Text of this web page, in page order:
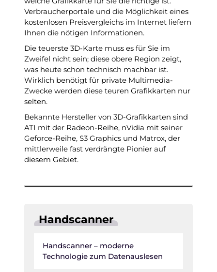
Verbraucherportale und die Möglichkeit eines
kostenlosen Preisvergleichs im Internet liefern
Ihnen die nötigen Informationen.
Die teuerste 3D-Karte muss es für Sie im
Zweifel nicht sein; diese obere Region zeigt,
was heute schon technisch machbar ist.
Wirklich benötigt für private Multimedia-
Zwecke werden diese teuren Grafikkarten nur
selten.
Bekannte Hersteller von 3D-Grafikkarten sind
ATI mit der Radeon-Reihe, nVidia mit seiner
Geforce-Reihe, S3 Graphics und Matrox, der
mittlerweile fast verdrängte Pionier auf
diesem Gebiet.
Handscanner
Handscanner – moderne
Technologie zum Datenauslesen